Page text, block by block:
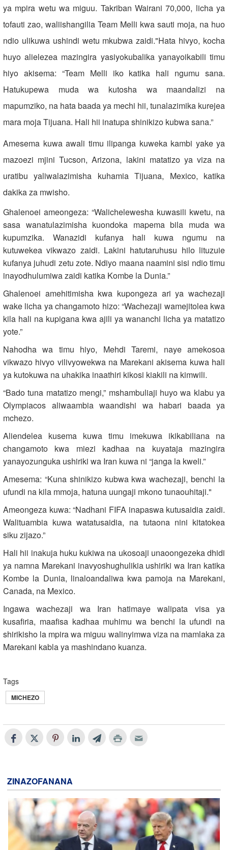
ya mpira wetu wa miguu. Takriban Wairani 70,000, licha ya
tofauti zao, waliishangilia Team Melli kwa sauti moja, na huo
ndio ulikuwa ushindi wetu mkubwa zaidi."Hata hivyo, kocha
huyo alielezea mazingira yasiyokubalika yanayoikabili timu
hiyo akisema: “Team Melli iko katika hali ngumu sana.
Hatukupewa muda wa kutosha wa maandalizi na
mapumziko, na hata baada ya mechi hii, tunalazimika kurejea
mara moja Tijuana. Hali hii inatupa shinikizo kubwa sana.”
Amesema kuwa awali timu ilipanga kuweka kambi yake ya
mazoezi mjini Tucson, Arizona, lakini matatizo ya viza na
uratibu yaliwalazimisha kuhamia Tijuana, Mexico, katika
dakika za mwisho.
Ghalenoei ameongeza: “Walichelewesha kuwasili kwetu, na
sasa wanatulazimisha kuondoka mapema bila muda wa
kupumzika. Wanazidi kufanya hali kuwa ngumu na
kutuwekea vikwazo zaidi. Lakini hatutaruhusu hilo lituzuie
kufanya juhudi zetu zote. Ndiyo maana naamini sisi ndio timu
inayodhulumiwa zaidi katika Kombe la Dunia.”
Ghalenoei amehitimisha kwa kupongeza ari ya wachezaji
wake licha ya changamoto hizo: “Wachezaji wamejitolea kwa
kila hali na kupigana kwa ajili ya wananchi licha ya matatizo
yote.”
Nahodha wa timu hiyo, Mehdi Taremi, naye amekosoa
vikwazo hivyo vilivyowekwa na Marekani akisema kuwa hali
ya kutokuwa na uhakika inaathiri kikosi kiakili na kimwili.
“Bado tuna matatizo mengi,” mshambuliaji huyo wa klabu ya
Olympiacos aliwaambia waandishi wa habari baada ya
mchezo.
Aliendelea kusema kuwa timu imekuwa ikikabiliana na
changamoto kwa miezi kadhaa na kuyataja mazingira
yanayozunguka ushiriki wa Iran kuwa ni “janga la kweli.”
Amesema: “Kuna shinikizo kubwa kwa wachezaji, benchi la
ufundi na kila mmoja, hatuna uungaji mkono tunaouhitaji."
Ameongeza kuwa: “Nadhani FIFA inapaswa kutusaidia zaidi.
Walituambia kuwa watatusaidia, na tutaona nini kitatokea
siku zijazo.”
Hali hii inakuja huku kukiwa na ukosoaji unaoongezeka dhidi
ya namna Marekani inavyoshughulikia ushiriki wa Iran katika
Kombe la Dunia, linaloandaliwa kwa pamoja na Marekani,
Canada, na Mexico.
Ingawa wachezaji wa Iran hatimaye walipata visa ya
kusafiria, maafisa kadhaa muhimu wa benchi la ufundi na
shirikisho la mpira wa miguu walinyimwa viza na mamlaka za
Marekani kabla ya mashindano kuanza.
Tags
MICHEZO
ZINAZOFANANA